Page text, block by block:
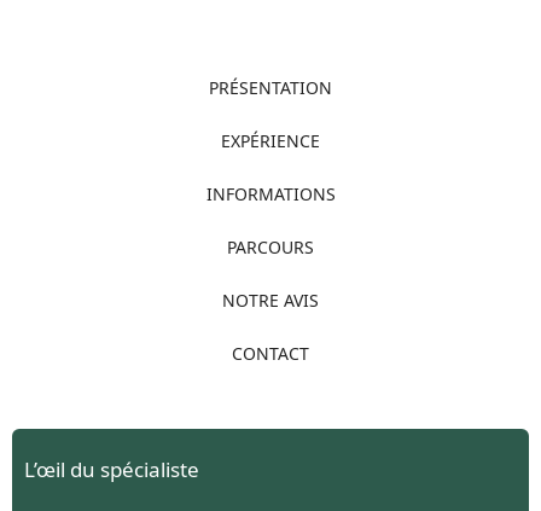
PRÉSENTATION
EXPÉRIENCE
INFORMATIONS
PARCOURS
NOTRE AVIS
CONTACT
L’œil du spécialiste